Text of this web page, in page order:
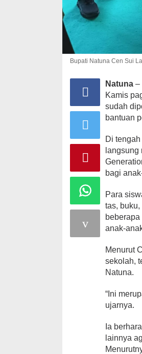
Bupati Natuna Cen Sui
Natuna –
Kamis
sudah
bantuan
Di
langsung
bagi
Para
tas,
anak-
Menurut
sekolah,
Natuna.
“Ini
ujarnya.
Ia
lainnya